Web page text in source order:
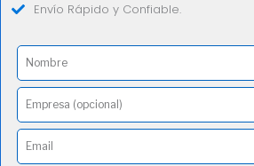
Envío Rápido y Confiable.